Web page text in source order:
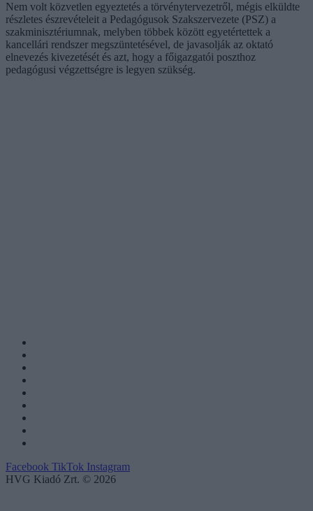
Nem volt közvetlen egyeztetés a törvénytervezetről, mégis elküldte
részletes észrevételeit a Pedagógusok Szakszervezete (PSZ) a
szakminisztériumnak, melyben többek között egyetértettek a
kancellári rendszer megszüntetésével, de javasolják az oktató
elnevezés kivezetését és azt, hogy a főigazgatói poszthoz
pedagógusi végzettségre is legyen szükség.
Facebook TikTok Instagram
HVG Kiadó Zrt. © 2026